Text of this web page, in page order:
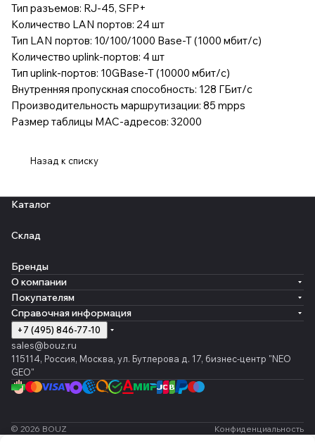
Тип разъемов: RJ-45, SFP+
Количество LAN портов: 24 шт
Тип LAN портов: 10/100/1000 Base-T (1000 мбит/с)
Количество uplink-портов: 4 шт
Тип uplink-портов: 10GBase-T (10000 мбит/с)
Внутренняя пропускная способность: 128 ГБит/с
Производительность маршрутизации: 85 mpps
Размер таблицы MAC-адресов: 32000
Назад к списку
Каталог
Склад
Бренды
О компании
Покупателям
Справочная информация
+7 (495) 846-77-10
sales@bouz.ru
115114, Россия, Москва, ул. Бутлерова д. 17, бизнес-центр "NEO
GEO"
© 2026 BOUZ Конфиденциальность